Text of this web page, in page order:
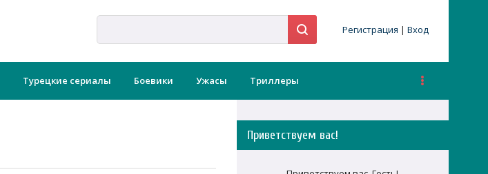
Регистрация | Вход
Турецкие сериалы Боевики Ужасы Триллеры
Приветствуем вас!